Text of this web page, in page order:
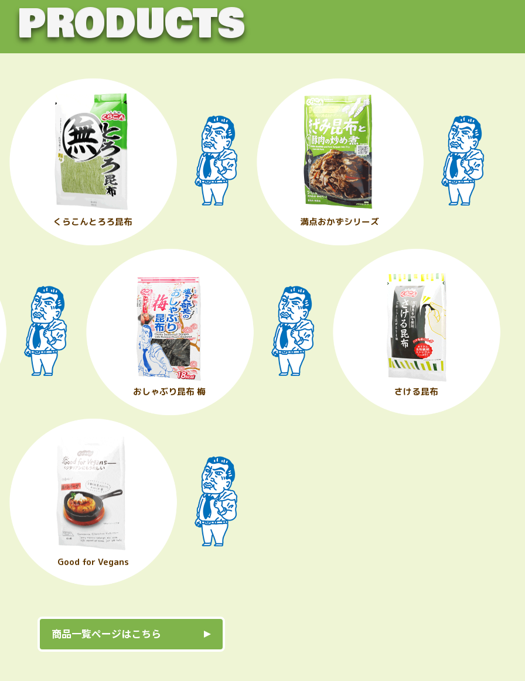
PRODUCTS
くらこんとろろ昆布 満点おかずシリーズ
おしゃぶり昆布 梅 さける昆布
Good for Vegans
商品一覧ページはこちら